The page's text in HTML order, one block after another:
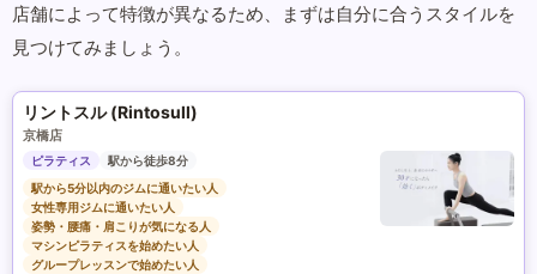
店舗によって特徴が異なるため、まずは自分に合うスタイルを
見つけてみましょう。
リントスル (Rintosull)
京橋店
ピラティス
駅から徒歩8分
駅から5分以内のジムに通いたい人
女性専用ジムに通いたい人
姿勢・腰痛・肩こりが気になる人
マシンピラティスを始めたい人
グループレッスンで始めたい人